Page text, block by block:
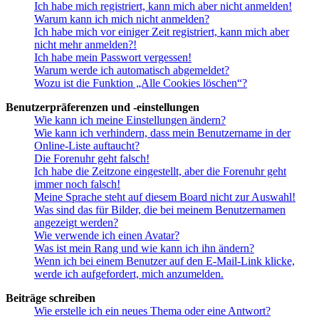
Ich habe mich registriert, kann mich aber nicht anmelden!
Warum kann ich mich nicht anmelden?
Ich habe mich vor einiger Zeit registriert, kann mich aber
nicht mehr anmelden?!
Ich habe mein Passwort vergessen!
Warum werde ich automatisch abgemeldet?
Wozu ist die Funktion „Alle Cookies löschen“?
Benutzerpräferenzen und -einstellungen
Wie kann ich meine Einstellungen ändern?
Wie kann ich verhindern, dass mein Benutzername in der
Online-Liste auftaucht?
Die Forenuhr geht falsch!
Ich habe die Zeitzone eingestellt, aber die Forenuhr geht
immer noch falsch!
Meine Sprache steht auf diesem Board nicht zur Auswahl!
Was sind das für Bilder, die bei meinem Benutzernamen
angezeigt werden?
Wie verwende ich einen Avatar?
Was ist mein Rang und wie kann ich ihn ändern?
Wenn ich bei einem Benutzer auf den E-Mail-Link klicke,
werde ich aufgefordert, mich anzumelden.
Beiträge schreiben
Wie erstelle ich ein neues Thema oder eine Antwort?